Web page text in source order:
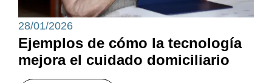
28/01/2026
Ejemplos de cómo la tecnología
mejora el cuidado domiciliario